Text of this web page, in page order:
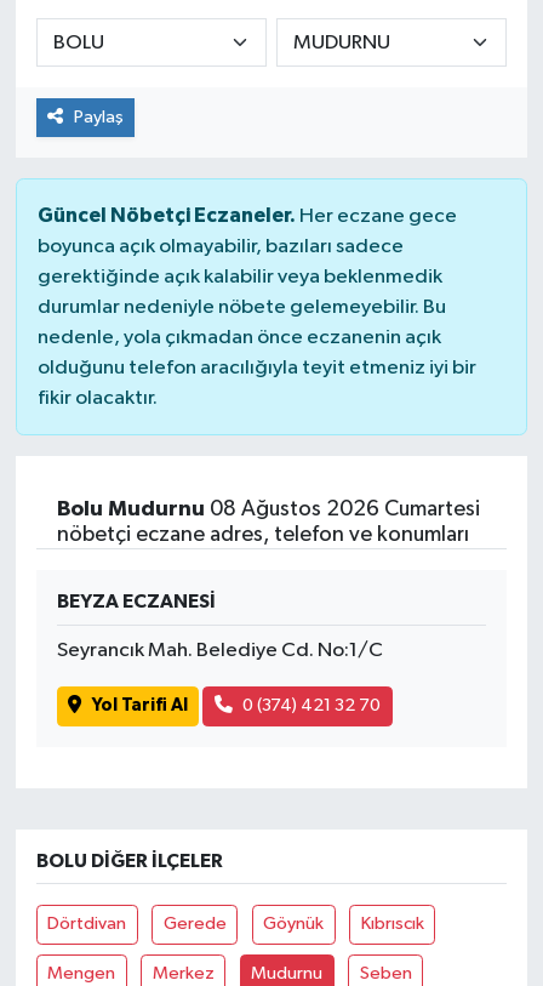
Paylaş
Güncel Nöbetçi Eczaneler. Her eczane gece
boyunca açık olmayabilir, bazıları sadece
gerektiğinde açık kalabilir veya beklenmedik
durumlar nedeniyle nöbete gelemeyebilir. Bu
nedenle, yola çıkmadan önce eczanenin açık
olduğunu telefon aracılığıyla teyit etmeniz iyi bir
fikir olacaktır.
Bolu Mudurnu 08 Ağustos 2026 Cumartesi
nöbetçi eczane adres, telefon ve konumları
BEYZA ECZANESİ
Seyrancık Mah. Belediye Cd. No:1/C
Yol Tarifi Al 0 (374) 421 32 70
BOLU DIĞER İLÇELER
Dörtdivan Gerede Göynük Kıbrıscık
Mengen Merkez Mudurnu Seben
Sağlık
Spor
Yaşam